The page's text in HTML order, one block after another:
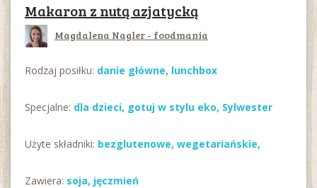
Makaron z nutą azjatycką
Magdalena Nagler - foodmania
Rodzaj posiłku: danie główne, lunchbox
Specjalne: dla dzieci, gotuj w stylu eko, Sylwester
Użyte składniki: bezglutenowe, wegetariańskie,
Zawiera: soja, jęczmień